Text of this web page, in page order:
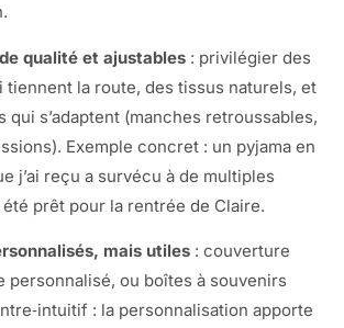
qualité et ajustables : privilégier des
tiennent la route, des tissus naturels, et
qui s’adaptent (manches retroussables,
Exemple concret : un pyjama en
j’ai reçu a survécu à de multiples
été prêt pour la rentrée de Claire.
mais utiles : couverture
personnalisé, ou boîtes à souvenirs
: la personnalisation apporte